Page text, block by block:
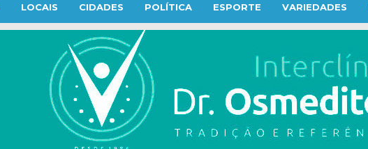
LOCAIS CIDADES POLÍTICA ESPORTE VARIEDADES